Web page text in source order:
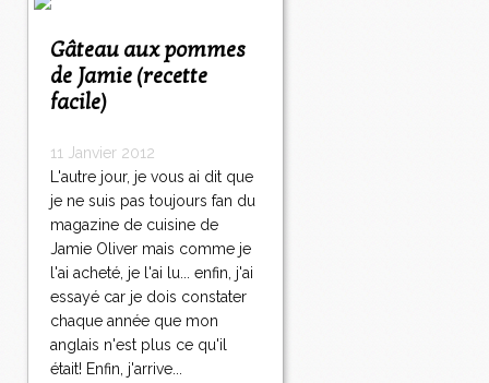
Gâteau aux pommes
de Jamie (recette
facile)
11 Janvier 2012
L'autre jour, je vous ai dit que
je ne suis pas toujours fan du
magazine de cuisine de
Jamie Oliver mais comme je
l'ai acheté, je l'ai lu... enfin, j'ai
essayé car je dois constater
chaque année que mon
anglais n'est plus ce qu'il
était! Enfin, j'arrive...